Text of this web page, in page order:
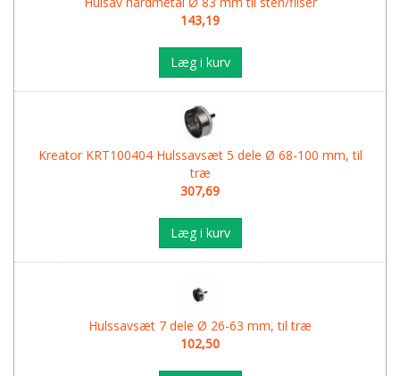
143,19
Læg i kurv
Kreator KRT100404 Hulssavsæt 5 dele Ø 68-100 mm, til
træ
307,69
Læg i kurv
Hulssavsæt 7 dele Ø 26-63 mm, til træ
102,50